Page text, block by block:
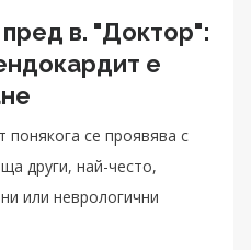
в. "Доктор":
е
понякога се проявява с
други, най-често,
или неврологични